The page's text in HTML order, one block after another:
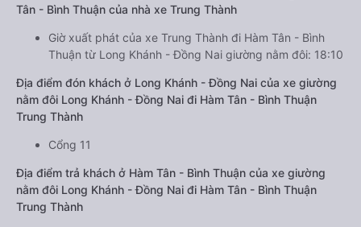
Tân - Bình Thuận của nhà xe Trung Thành
Giờ xuất phát của xe Trung Thành đi Hàm Tân - Bình
Thuận từ Long Khánh - Đồng Nai giường nằm đôi: 18:10
Địa điểm đón khách ở Long Khánh - Đồng Nai của xe giường
nằm đôi Long Khánh - Đồng Nai đi Hàm Tân - Bình Thuận
Trung Thành
Cổng 11
Địa điểm trả khách ở Hàm Tân - Bình Thuận của xe giường
nằm đôi Long Khánh - Đồng Nai đi Hàm Tân - Bình Thuận
Trung Thành